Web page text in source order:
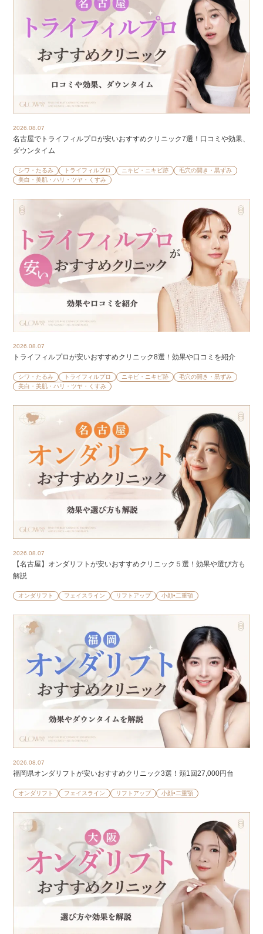
2026.08.07
名古屋でトライフィルプロが安いおすすめクリニック7選！口コミや効果、
ダウンタイム
シワ・たるみ トライフィルプロ ニキビ・ニキビ跡
毛穴の開き・黒ずみ
美白・美肌・ハリ・ツヤ・くすみ
2026.08.07
トライフィルプロが安いおすすめクリニック8選！効果や口コミを紹介
シワ・たるみ トライフィルプロ ニキビ・ニキビ跡
毛穴の開き・黒ずみ
美白・美肌・ハリ・ツヤ・くすみ
2026.08.07
【名古屋】オンダリフトが安いおすすめクリニック５選！効果や選び方も
解説
オンダリフト フェイスライン リフトアップ 小顔•二重顎
2026.08.07
福岡県オンダリフトが安いおすすめクリニック3選！頬1回27,000円台
オンダリフト フェイスライン リフトアップ 小顔•二重顎